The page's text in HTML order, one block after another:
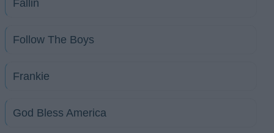
Fallin
Follow The Boys
Frankie
God Bless America